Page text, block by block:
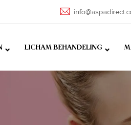
LICHAM BEHANDELING